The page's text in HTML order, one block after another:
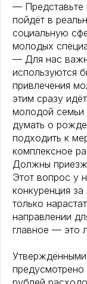
— Представьте
пойдёт в
социальную
молодых
— Для нас
используются
привлечения
этим сразу
молодой семьи
думать о
подходить к
комплексное
Должны
Этот вопрос у
конкуренция
только
направлении
главное — это
предусмотрено